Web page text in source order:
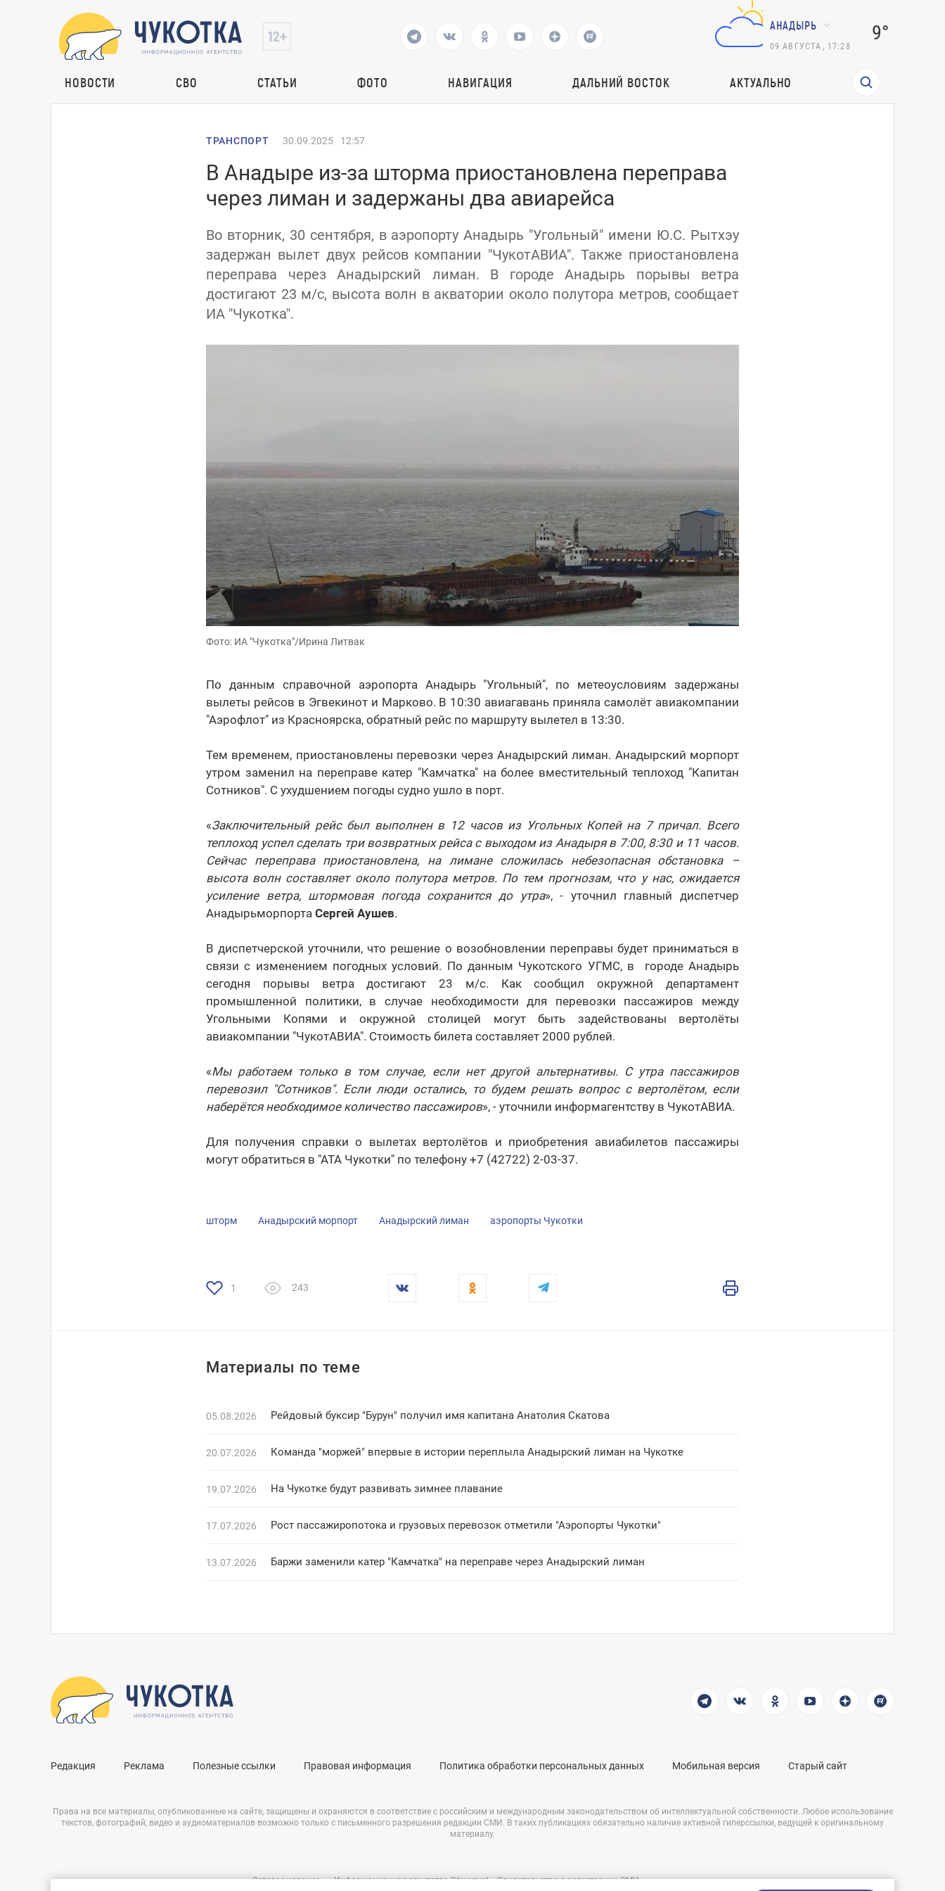
АНАДЫРЬ
09 АВГУСТА 17:28
9°
НОВОСТИ СВО СТАТЬИ ФОТО НАВИГАЦИЯ ДАЛЬНИЙ ВОСТОК АКТУАЛЬНО
ТРАНСПОРТ 30.09.2025 12:57
В Анадыре из-за шторма приостановлена переправа
через лиман и задержаны два авиарейса
Во вторник, 30 сентября, в аэропорту Анадырь "Угольный" имени Ю.С. Рытхэу
задержан вылет двух рейсов компании "ЧукотАВИА". Также приостановлена
переправа через Анадырский лиман. В городе Анадырь порывы ветра
достигают 23 м/с, высота волн в акватории около полутора метров, сообщает
ИА "Чукотка".
Фото: ИА "Чукотка"/Ирина Литвак
По данным справочной аэропорта Анадырь "Угольный", по метеоусловиям задержаны
вылеты рейсов в Эгвекинот и Марково. В 10:30 авиагавань приняла самолёт авиакомпании
"Аэрофлот" из Красноярска, обратный рейс по маршруту вылетел в 13:30.
Тем временем, приостановлены перевозки через Анадырский лиман. Анадырский морпорт
утром заменил на переправе катер "Камчатка" на более вместительный теплоход "Капитан
Сотников". С ухудшением погоды судно ушло в порт.
«Заключительный рейс был выполнен в 12 часов из Угольных Копей на 7 причал. Всего
теплоход успел сделать три возвратных рейса с выходом из Анадыря в 7:00, 8:30 и 11 часов.
Сейчас переправа приостановлена, на лимане сложилась небезопасная обстановка –
высота волн составляет около полутора метров. По тем прогнозам, что у нас, ожидается
усиление ветра, штормовая погода сохранится до утра», - уточнил главный диспетчер
Анадырьморпорта Сергей Аушев.
В диспетчерской уточнили, что решение о возобновлении переправы будет приниматься в
связи с изменением погодных условий. По данным Чукотского УГМС, в городе Анадырь
сегодня порывы ветра достигают 23 м/с. Как сообщил окружной департамент
промышленной политики, в случае необходимости для перевозки пассажиров между
Угольными Копями и окружной столицей могут быть задействованы вертолёты
авиакомпании "ЧукотАВИА". Стоимость билета составляет 2000 рублей.
«Мы работаем только в том случае, если нет другой альтернативы. С утра пассажиров
перевозил "Сотников". Если люди остались, то будем решать вопрос с вертолётом, если
наберётся необходимое количество пассажиров», - уточнили информагентству в ЧукотАВИА.
Для получения справки о вылетах вертолётов и приобретения авиабилетов пассажиры
могут обратиться в "АТА Чукотки" по телефону +7 (42722) 2-03-37.
шторм Анадырский морпорт Анадырский лиман аэропорты Чукотки
1 243
Материалы по теме
05.08.2026 Рейдовый буксир "Бурун" получил имя капитана Анатолия Скатова
20.07.2026 Команда "моржей" впервые в истории переплыла Анадырский лиман на Чукотке
19.07.2026 На Чукотке будут развивать зимнее плавание
17.07.2026 Рост пассажиропотока и грузовых перевозок отметили "Аэропорты Чукотки"
13.07.2026 Баржи заменили катер "Камчатка" на переправе через Анадырский лиман
Редакция Реклама Полезные ссылки Правовая информация Политика обработки персональных данных Мобильная версия Старый сайт
Права на все материалы, опубликованные на сайте, защищены и охраняются в соответствие с российским и международным законодательством об интеллектуальной собственности. Любое использование
текстов, фотографий, видео и аудиоматериалов возможно только с письменного разрешения редакции СМИ. В таких публикациях обязательно наличие активной гиперссылки, ведущей к оригинальному
материалу.
Сетевое издание – «Информационное агентство "Чукотка"». Свидетельство о регистрации СМИ